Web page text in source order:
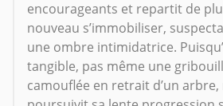
encourageants et repartit de
nouveau s’immobiliser,
une ombre intimidatrice.
tangible, pas même une
camouflée en retrait d’un arbre,